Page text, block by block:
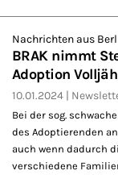
Nachrichten aus
BRAK nimmt
Adoption
10.01.2024
Bei der sog.
des Adoptierenden
auch wenn dadurch
verschiedene